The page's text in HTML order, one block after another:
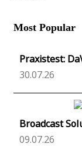
Most Popular
Praxistest:
30.07.26
Broadcast
09.07.26